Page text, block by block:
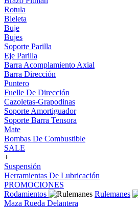
Rotula
Bieleta
Buje
Bujes
Soporte Parilla
Eje Parilla
Barra Acomplamiento Axial
Barra Dirección
Puntero
Fuelle De Dirección
Cazoletas-Grapodinas
Soporte Amortiguador
Soporte Barra Tensora
Mate
Bombas De Combustible
SALE
+
Suspensión
Herramientas De Lubricación
PROMOCIONES
Rodamientos
Rulemanes
Maza Rueda Delantera